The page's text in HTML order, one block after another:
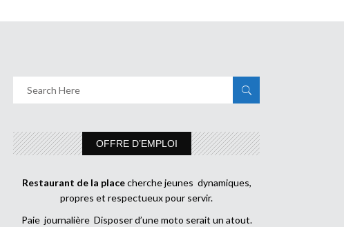
OFFRE D’EMPLOI
Restaurant de la placecherche jeunes dynamiques,
propres et respectueux pour servir.
Paie journalière Disposer d’une moto serait un atout.